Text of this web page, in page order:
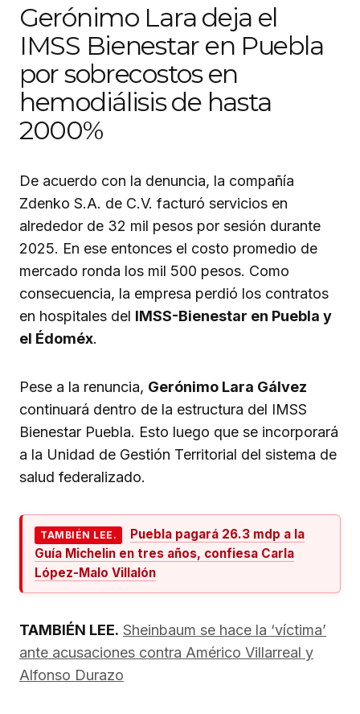
Gerónimo Lara deja el
IMSS Bienestar en Puebla
por sobrecostos en
hemodiálisis de hasta
2000%
De acuerdo con la denuncia, la compañía
Zdenko S.A. de C.V. facturó servicios en
alrededor de 32 mil pesos por sesión durante
2025. En ese entonces el costo promedio de
mercado ronda los mil 500 pesos. Como
consecuencia, la empresa perdió los contratos
en hospitales del IMSS-Bienestar en Puebla y
el Édoméx.
Pese a la renuncia, Gerónimo Lara Gálvez
continuará dentro de la estructura del IMSS
Bienestar Puebla. Esto luego que se incorporará
a la Unidad de Gestión Territorial del sistema de
salud federalizado.
TAMBIÉN LEE.
Puebla pagará 26.3 mdp a la
Guía Michelin en tres años, confiesa Carla
López-Malo Villalón
TAMBIÉN LEE. Sheinbaum se hace la ‘víctima’
ante acusaciones contra Américo Villarreal y
Alfonso Durazo